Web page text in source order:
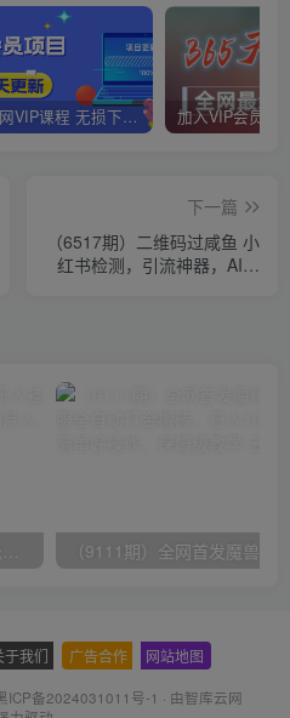
全网VIP课程 无损下载~
下一篇
（6517期）二维码过咸鱼 小
红书检测，引流神器，AI二
于我们 广告合作 网站地图
ICP备2024031011号-1 · 由智库云网